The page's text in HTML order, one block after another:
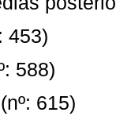
453)
588)
(nº: 615)